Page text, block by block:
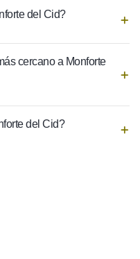
del Cid?
cercano a Monforte
del Cid?